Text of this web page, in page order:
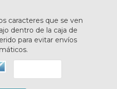
caracteres que se ven
dentro de la caja de
para evitar envíos